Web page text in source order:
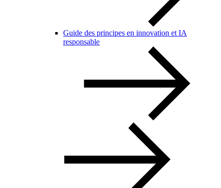
Guide des principes en innovation et IA
responsable